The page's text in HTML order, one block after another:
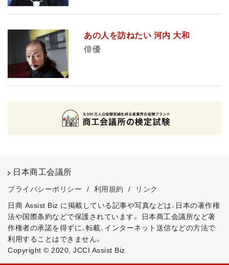
あの人を訪ねたい 河内 大和
俳優
日本商工会議所
プライバシーポリシー / 利用規約 /
リンク
日商 Assist Biz に掲載している記事や写真などは、日本の著作権
法や国際条約などで保護されています。
日本商工会議所など著
作権者の承諾を得ずに、転載、インターネット送信などの方法で
利用することはできません。
Copyright © 2020, JCCI Assist Biz